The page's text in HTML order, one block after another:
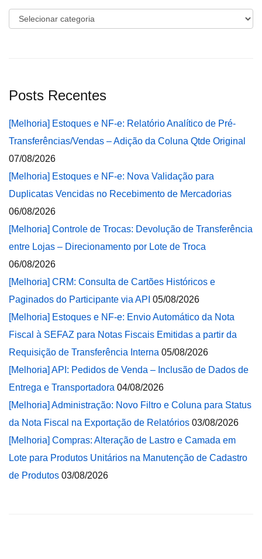
Categorias
Posts Recentes
[Melhoria] Estoques e NF-e: Relatório Analítico de Pré-
Transferências/Vendas – Adição da Coluna Qtde Original
07/08/2026
[Melhoria] Estoques e NF-e: Nova Validação para
Duplicatas Vencidas no Recebimento de Mercadorias
06/08/2026
[Melhoria] Controle de Trocas: Devolução de Transferência
entre Lojas – Direcionamento por Lote de Troca
06/08/2026
[Melhoria] CRM: Consulta de Cartões Históricos e
Paginados do Participante via API 05/08/2026
[Melhoria] Estoques e NF-e: Envio Automático da Nota
Fiscal à SEFAZ para Notas Fiscais Emitidas a partir da
Requisição de Transferência Interna 05/08/2026
[Melhoria] API: Pedidos de Venda – Inclusão de Dados de
Entrega e Transportadora 04/08/2026
[Melhoria] Administração: Novo Filtro e Coluna para Status
da Nota Fiscal na Exportação de Relatórios 03/08/2026
[Melhoria] Compras: Alteração de Lastro e Camada em
Lote para Produtos Unitários na Manutenção de Cadastro
de Produtos 03/08/2026